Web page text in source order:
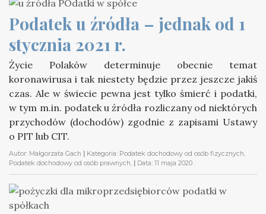
Podatek u źródła – jednak od 1
stycznia 2021 r.
Życie Polaków determinuje obecnie temat
koronawirusa i tak niestety będzie przez jeszcze jakiś
czas. Ale w świecie pewna jest tylko śmierć i podatki,
w tym m.in. podatek u źródła rozliczany od niektórych
przychodów (dochodów) zgodnie z zapisami Ustawy
o PIT lub CIT.
Autor: Małgorzata Gach | Kategoria: Podatek dochodowy od osób fizycznych,
Podatek dochodowy od osób prawnych, | Data: 11 maja 2020 .